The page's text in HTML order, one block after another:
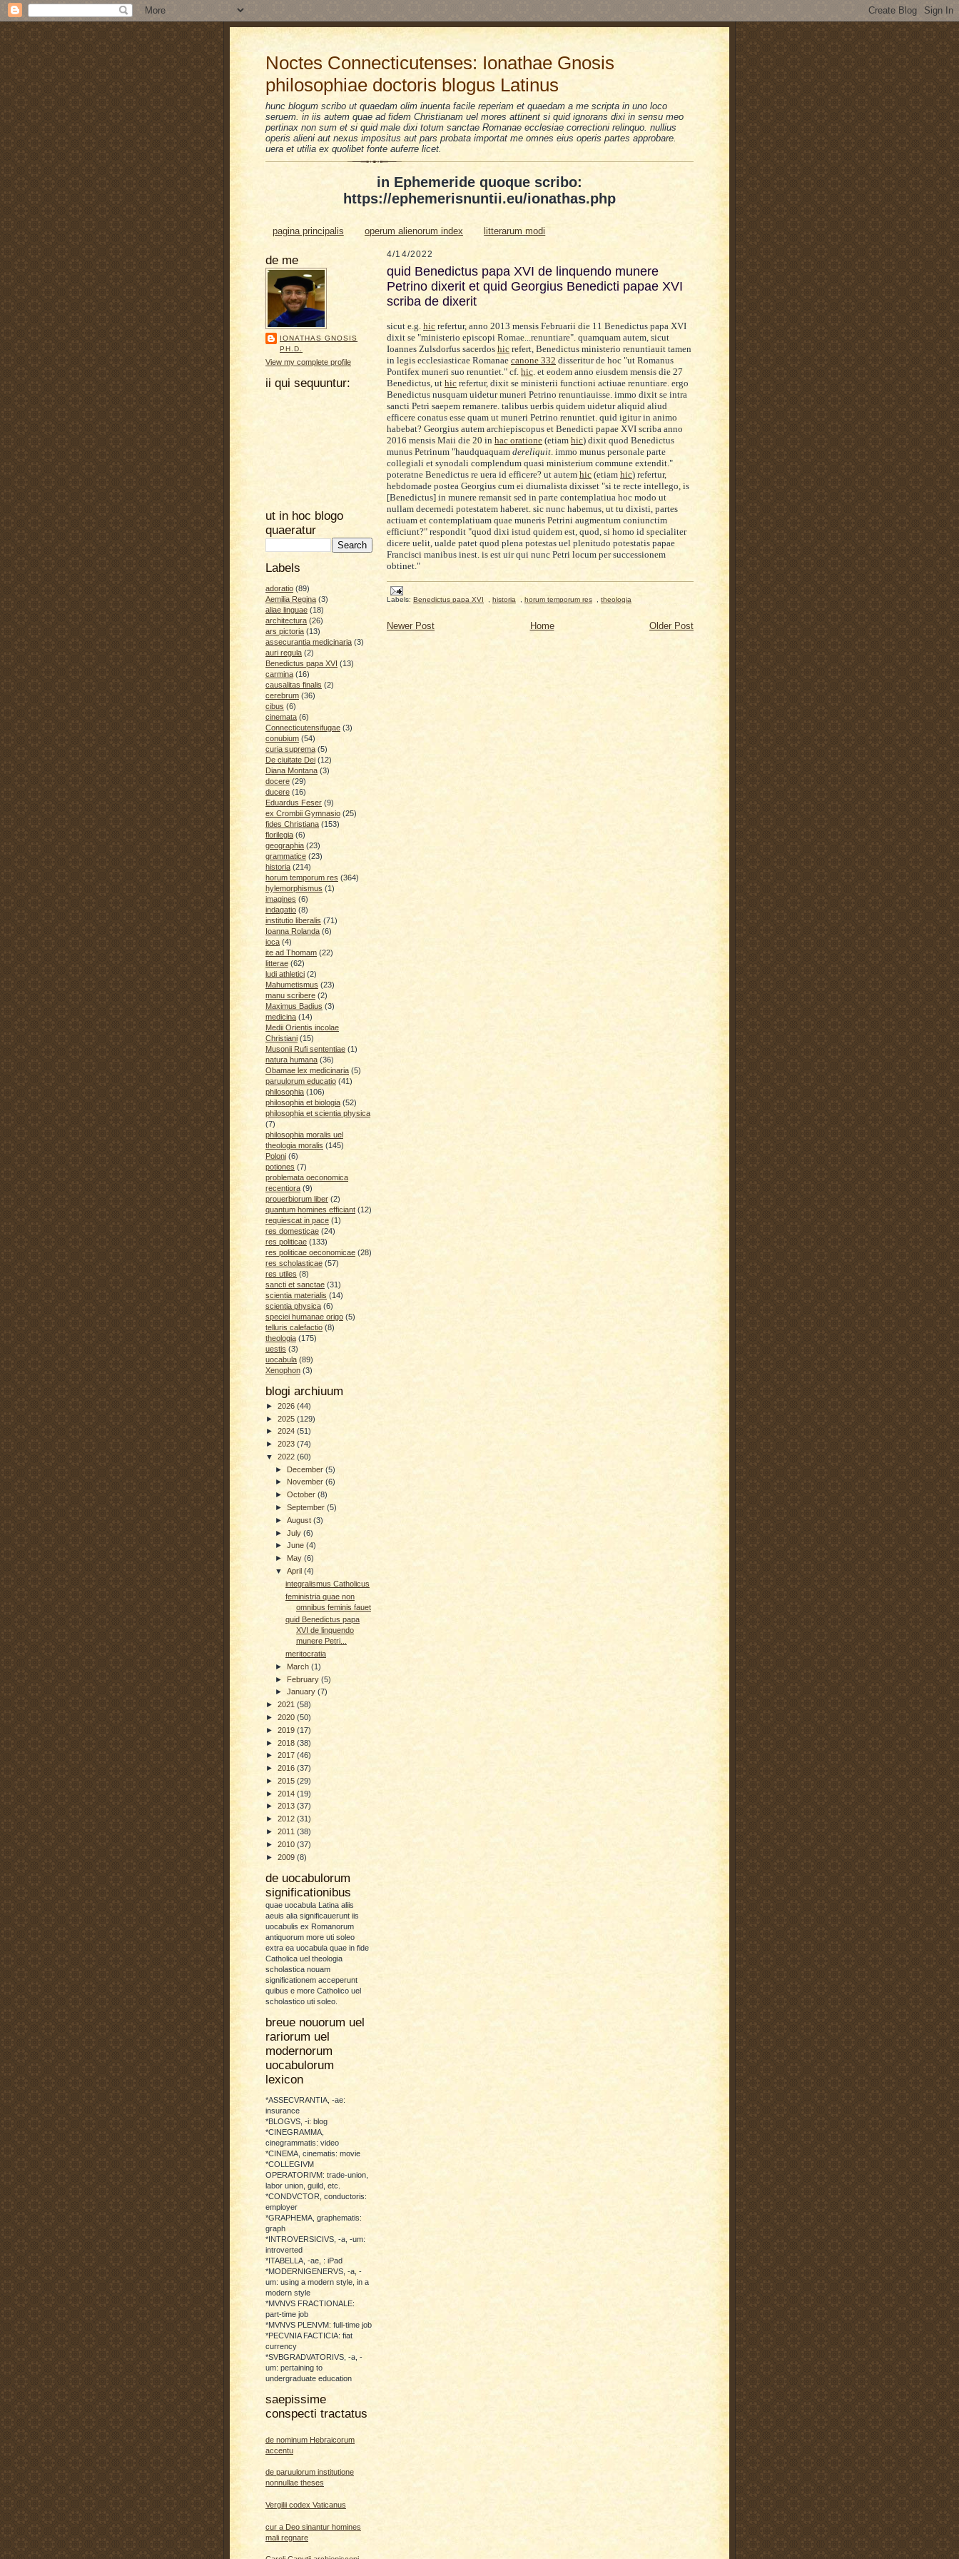
Noctes Connecticutenses: Ionathae Gnosis
philosophiae doctoris blogus Latinus
hunc blogum scribo ut quaedam olim inuenta facile reperiam et quaedam a me scripta in uno loco
seruem. in iis autem quae ad fidem Christianam uel mores attinent si quid ignorans dixi in sensu meo
pertinax non sum et si quid male dixi totum sanctae Romanae ecclesiae correctioni relinquo. nullius
operis alieni aut nexus impositus aut pars probata importat me omnes eius operis partes approbare.
uera et utilia ex quolibet fonte auferre licet.
in Ephemeride quoque scribo:
https://ephemerisnuntii.eu/ionathas.php
pagina principalis operum alienorum index litterarum modi
de me
IONATHAS GNOSIS
PH.D.
View my complete profile
ii qui sequuntur:
ut in hoc blogo
quaeratur
Labels
adoratio (89)
Aemilia Regina (3)
aliae linguae (18)
architectura (26)
ars pictoria (13)
assecurantia medicinaria (3)
auri regula (2)
Benedictus papa XVI (13)
carmina (16)
causalitas finalis (2)
cerebrum (36)
cibus (6)
cinemata (6)
Connecticutensifugae (3)
conubium (54)
curia suprema (5)
De ciuitate Dei (12)
Diana Montana (3)
docere (29)
ducere (16)
Eduardus Feser (9)
ex Crombii Gymnasio (25)
fides Christiana (153)
florilegia (6)
geographia (23)
grammatice (23)
historia (214)
horum temporum res (364)
hylemorphismus (1)
imagines (6)
indagatio (8)
institutio liberalis (71)
Ioanna Rolanda (6)
ioca (4)
ite ad Thomam (22)
litterae (62)
ludi athletici (2)
Mahumetismus (23)
manu scribere (2)
Maximus Badius (3)
medicina (14)
Medii Orientis incolae
Christiani (15)
Musonii Rufi sententiae (1)
natura humana (36)
Obamae lex medicinaria (5)
paruulorum educatio (41)
philosophia (106)
philosophia et biologia (52)
philosophia et scientia physica
(7)
philosophia moralis uel
theologia moralis (145)
Poloni (6)
potiones (7)
problemata oeconomica
recentiora (9)
prouerbiorum liber (2)
quantum homines efficiant (12)
requiescat in pace (1)
res domesticae (24)
res politicae (133)
res politicae oeconomicae (28)
res scholasticae (57)
res utiles (8)
sancti et sanctae (31)
scientia materialis (14)
scientia physica (6)
speciei humanae origo (5)
telluris calefactio (8)
theologia (175)
uestis (3)
uocabula (89)
Xenophon (3)
blogi archiuum
► 2026 (44)
► 2025 (129)
► 2024 (51)
► 2023 (74)
▼ 2022 (60)
► December(5)
► November(6)
►October(8)
►September(5)
►August(3)
►July(6)
►June(4)
► May(6)
▼April(4)
integralismus Catholicus
feministria quae non
omnibus feminis fauet
quid Benedictus papa
XVI de linquendo
munere Petri...
meritocratia
► March(1)
► February(5)
►January(7)
► 2021 (58)
► 2020 (50)
► 2019 (17)
► 2018 (38)
► 2017 (46)
► 2016 (37)
► 2015 (29)
► 2014 (19)
► 2013 (37)
► 2012 (31)
► 2011 (38)
► 2010 (37)
► 2009 (8)
de uocabulorum
significationibus
quae uocabula Latina aliis
aeuis alia significauerunt iis
uocabulis ex Romanorum
antiquorum more uti soleo
extra ea uocabula quae in fide
Catholica uel theologia
scholastica nouam
significationem acceperunt
quibus e more Catholico uel
scholastico uti soleo.
breue nouorum uel
rariorum uel
modernorum
uocabulorum
lexicon
*ASSECVRANTIA, -ae:
insurance
*BLOGVS, -i: blog
*CINEGRAMMA,
cinegrammatis: video
*CINEMA, cinematis: movie
*COLLEGIVM
OPERATORIVM: trade-union,
labor union, guild, etc.
*CONDVCTOR, conductoris:
employer
*GRAPHEMA, graphematis:
graph
*INTROVERSICIVS, -a, -um:
introverted
*ITABELLA, -ae, : iPad
*MODERNIGENERVS, -a, -
um: using a modern style, in a
modern style
*MVNVS FRACTIONALE:
part-time job
*MVNVS PLENVM: full-time job
*PECVNIA FACTICIA: fiat
currency
*SVBGRADVATORIVS, -a, -
um: pertaining to
undergraduate education
saepissime
conspecti tractatus
de nominum Hebraicorum
accentu
de paruulorum institutione
nonnullae theses
Vergilii codex Vaticanus
cur a Deo sinantur homines
mali regnare
4/14/2022
quid Benedictus papa XVI de linquendo munere
Petrino dixerit et quid Georgius Benedicti papae XVI
scriba de dixerit
sicut e.g. hic refertur, anno 2013 mensis Februarii die 11 Benedictus papa XVI
dixit se "ministerio episcopi Romae...renuntiare". quamquam autem, sicut
Ioannes Zulsdorfus sacerdos hic refert, Benedictus ministerio renuntiauit tamen
in legis ecclesiasticae Romanae canone 332 disseritur de hoc "ut Romanus
Pontifex muneri suo renuntiet." cf. hic . et eodem anno eiusdem mensis die 27
Benedictus, ut hic refertur, dixit se ministerii functioni actiuae renuntiare. ergo
Benedictus nusquam uidetur muneri Petrino renuntiauisse. immo dixit se intra
sancti Petri saepem remanere. talibus uerbis quidem uidetur aliquid aliud
efficere conatus esse quam ut muneri Petrino renuntiet. quid igitur in animo
habebat? Georgius autem archiepiscopus et Benedicti papae XVI scriba anno
2016 mensis Maii die 20 in hac oratione (etiam hic) dixit quod Benedictus
munus Petrinum "haudquaquam dereliquit . immo munus personale parte
collegiali et synodali complendum quasi ministerium commune extendit."
poteratne Benedictus re uera id efficere? ut autem hic (etiam hic) refertur,
hebdomade postea Georgius cum ei diurnalista dixisset "si te recte intellego, is
[Benedictus] in munere remansit sed in parte contemplatiua hoc modo ut
nullam decernedi potestatem haberet. sic nunc habemus, ut tu dixisti, partes
actiuam et contemplatiuam quae muneris Petrini augmentum coniunctim
efficiunt?" respondit "quod dixi istud quidem est, quod, si homo id specialiter
dicere uelit, ualde patet quod plena potestas uel plenitudo potestatis papae
Francisci manibus inest. is est uir qui nunc Petri locum per successionem
obtinet."
Labels: Benedictus papa XVI historia horum temporum res theologia
Newer Post Older Post
Home